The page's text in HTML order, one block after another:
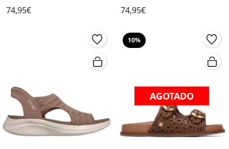
74,95€ 74,95€
10%
AGOTADO